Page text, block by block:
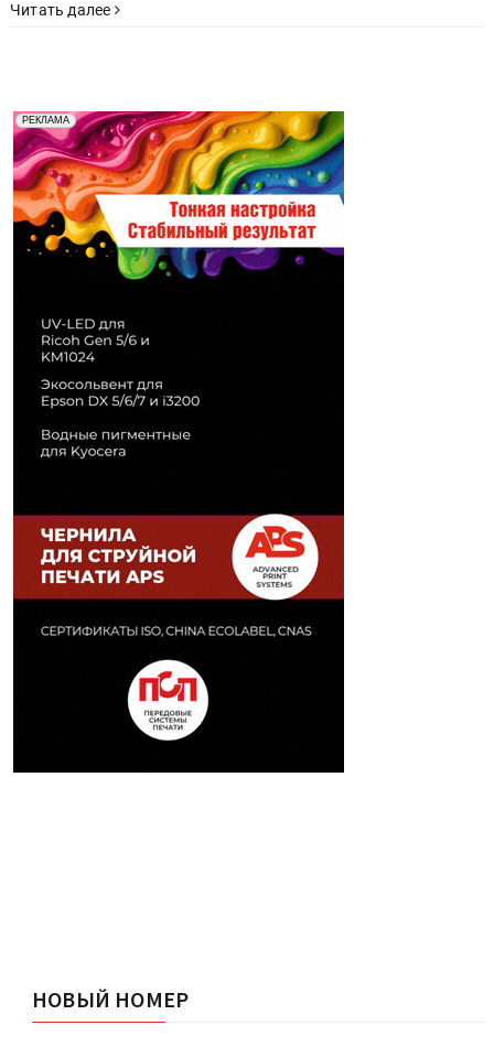
Читать далее
РЕКЛАМА
Реклама. Рекламодатель ООО "Передовые Системы
Печати" erid: 2SDnjd2d4Qz
НОВЫЙ НОМЕР